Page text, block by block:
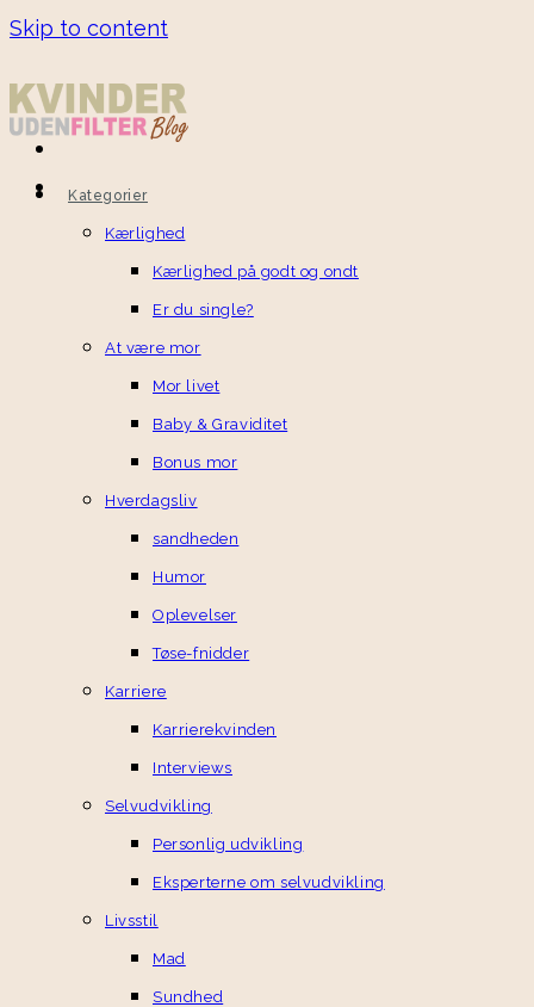
Skip to content
Kategorier
Kærlighed
Kærlighed på godt og ondt
Er du single?
At være mor
Mor livet
Baby & Graviditet
Bonus mor
Hverdagsliv
sandheden
Humor
Oplevelser
Tøse-fnidder
Karriere
Karrierekvinden
Interviews
Selvudvikling
Personlig udvikling
Eksperterne om selvudvikling
Livsstil
Mad
Sundhed